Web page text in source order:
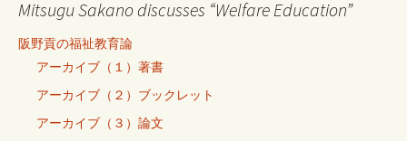
Mitsugu Sakano discusses “Welfare Education”
阪野貢の福祉教育論
アーカイブ（１）著書
アーカイブ（２）ブックレット
アーカイブ（３）論文